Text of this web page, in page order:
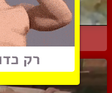
אני, המאהב
5702 צפיות